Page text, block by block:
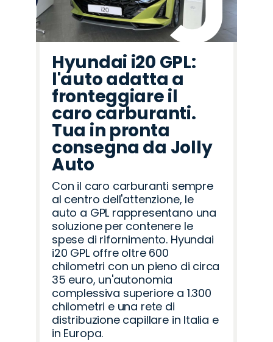
Hyundai i20 GPL:
l'auto adatta a
fronteggiare il
caro carburanti.
Tua in pronta
consegna da Jolly
Auto
Con il caro carburanti sempre
al centro dell'attenzione, le
auto a GPL rappresentano una
soluzione per contenere le
spese di rifornimento. Hyundai
i20 GPL offre oltre 600
chilometri con un pieno di circa
35 euro, un'autonomia
complessiva superiore a 1.300
chilometri e una rete di
distribuzione capillare in Italia e
in Europa.